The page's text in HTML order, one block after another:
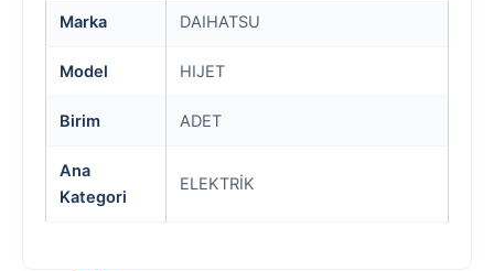
Marka DAIHATSU
Model HIJET
Birim ADET
Ana
Kategori
ELEKTRİK